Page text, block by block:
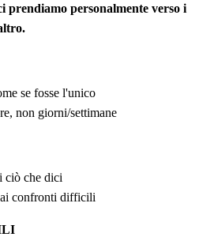
prendiamo personalmente verso i
se fosse l'unico
non giorni/settimane
ciò che dici
confronti difficili